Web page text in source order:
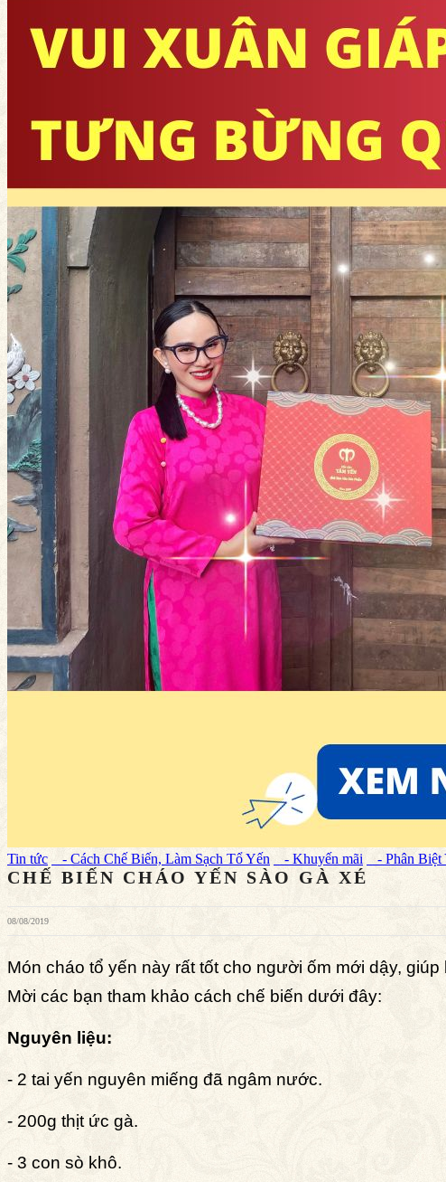
Tin tức - Cách Chế Biến, Làm Sạch Tổ Yến - Khuyến mãi - Phân Biệt
CHẾ BIẾN CHÁO YẾN SÀO GÀ XÉ
08/08/2019
Món cháo tổ yến này rất tốt cho người ốm mới dậy,
Mời các bạn tham khảo cách chế biến dưới đây:
Nguyên liệu:
- 2 tai yến nguyên miếng đã ngâm nước.
- 200g thịt ức gà.
- 3 con sò khô.